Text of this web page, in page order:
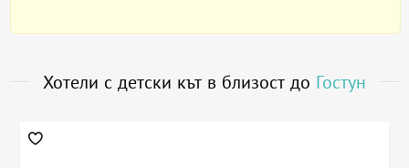
Хотели с детски кът в близост до Гостун